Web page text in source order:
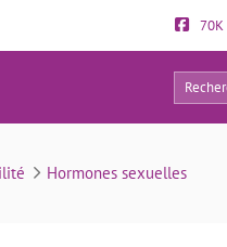
70K
96
Hormones sexuelles